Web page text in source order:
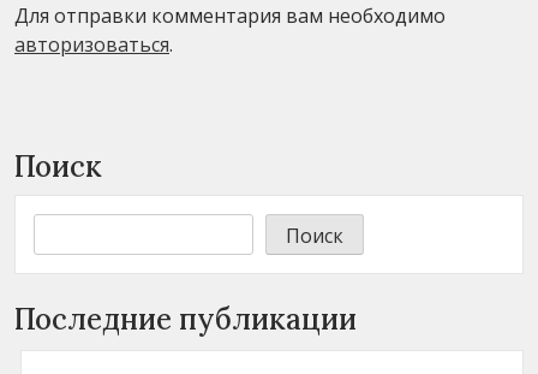
Для отправки комментария вам необходимо
авторизоваться.
Поиск
Поиск
Последние публикации